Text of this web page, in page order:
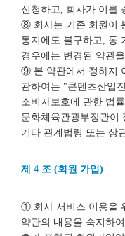
신청하고, 회사가 이를
⑧ 회사는 기존 회원이
통지에도 불구하고, 동
경우에는 변경된 약관
⑨ 본 약관에서 정하지
관하여는 "콘텐츠산업
소비자보호에 관한 법
문화체육관광부장관이
기타 관계법령 또는 상
제 4 조 (회원 가입)
① 회사 서비스 이용을
약관의 내용을 숙지하